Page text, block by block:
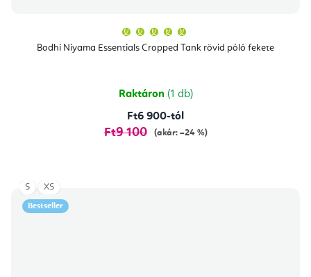
Bodhi Niyama Essentials Cropped Tank rövid póló fekete
átlagos
értékelése
csillag.
Raktáron (1 db)
Ft6 900-tól
Ft9 100 (akár: –24 %)
Bestseller
S XS